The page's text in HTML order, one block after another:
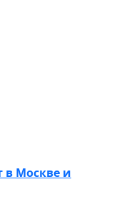
в Москве и